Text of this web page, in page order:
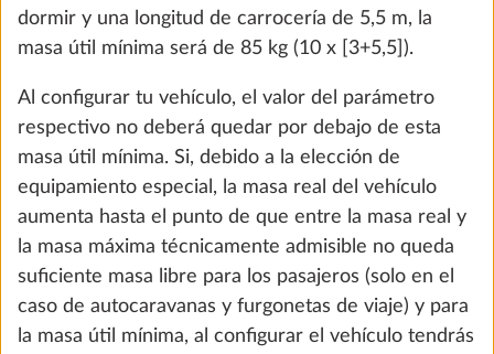
Campana extractora de DOMETIC
3,0 kg
Añadir
dormir y una longitud de carrocería de 5,5 m, la
masa útil mínima será de 85 kg (10 x [3+5,5]).
Al configurar tu vehículo, el valor del parámetro
respectivo no deberá quedar por debajo de esta
masa útil mínima. Si, debido a la elección de
equipamiento especial, la masa real del vehículo
aumenta hasta el punto de que entre la masa real y
la masa máxima técnicamente admisible no queda
suficiente masa libre para los pasajeros (solo en el
caso de autocaravanas y furgonetas de viaje) y para
la masa útil mínima, al configurar el vehículo tendrás